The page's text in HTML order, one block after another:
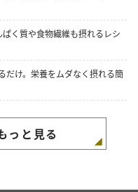
く質や食物繊維も摂れるレシ
だけ。栄養をムダなく摂れる簡
っと見る